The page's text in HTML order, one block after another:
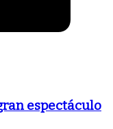
espectáculo